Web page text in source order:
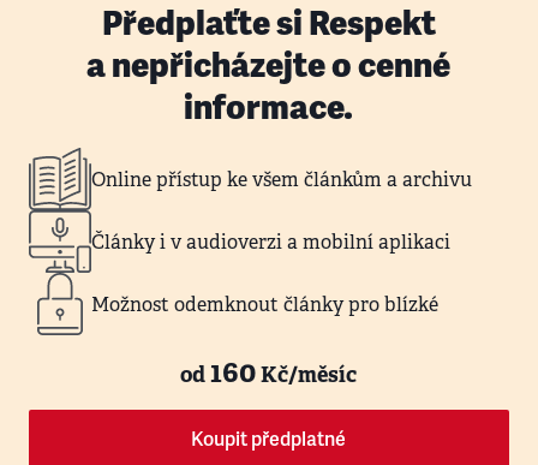
Předplaťte si Respekt
a nepřicházejte o cenné
informace.
Online přístup ke všem článkům a archivu
Články i v audioverzi a mobilní aplikaci
Možnost odemknout články pro blízké
od160Kč/měsíc
Koupit předplatné